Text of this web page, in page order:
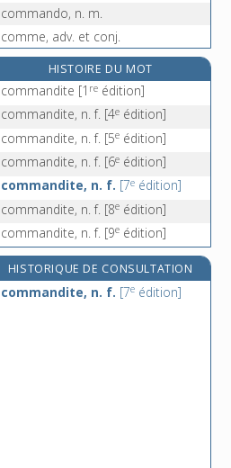
commando, n. m.
comme, adv. et conj.
commedia dell'arte, n. f. inv.
commémoraison, n. f.
commémorer, v. tr.
HISTOIRE DU MOT
commandite [1 re édition]
commandite, n. f. [4e édition]
commandite, n. f. [5e édition]
commandite, n. f. [6e édition]
commandite, n. f. [7e édition]
commandite, n. f. [8e édition]
commandite, n. f. [9e édition]
HISTORIQUE DE CONSULTATION
commandite, n. f. [7e édition]